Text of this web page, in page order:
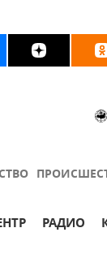
РАДИО